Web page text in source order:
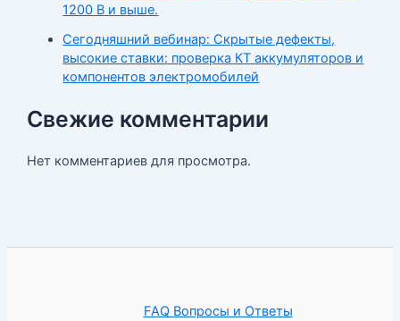
1200 В и выше.
Сегодняшний вебинар: Скрытые дефекты,
высокие ставки: проверка КТ аккумуляторов и
компонентов электромобилей
Свежие комментарии
Нет комментариев для просмотра.
FAQ Вопросы и Ответы